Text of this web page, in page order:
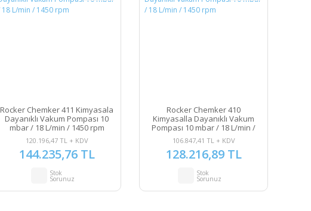
Rocker Chemker 411 Kimyasala
Dayanıklı Vakum Pompası 10
mbar / 18 L/min / 1450 rpm
120.196,47 TL + KDV
144.235,76 TL
Stok
Sorunuz
Rocker Chemker 410
Kimyasalla Dayanıklı Vakum
Pompası 10 mbar / 18 L/min /
1450 rpm
106.847,41 TL + KDV
128.216,89 TL
Stok
Sorunuz